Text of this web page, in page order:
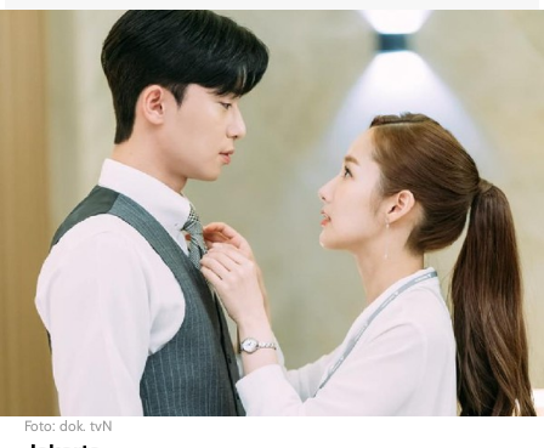
Foto: dok. tvN